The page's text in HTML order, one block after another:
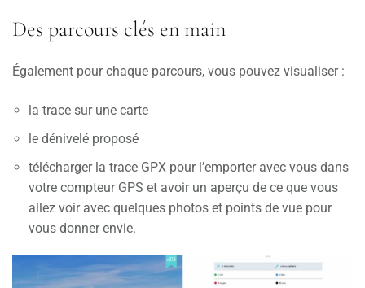
Des parcours clés en main
Également pour chaque parcours, vous pouvez visualiser :
la trace sur une carte
le dénivelé proposé
télécharger la trace GPX pour l’emporter avec vous dans
votre compteur GPS et avoir un aperçu de ce que vous
allez voir avec quelques photos et points de vue pour
vous donner envie.